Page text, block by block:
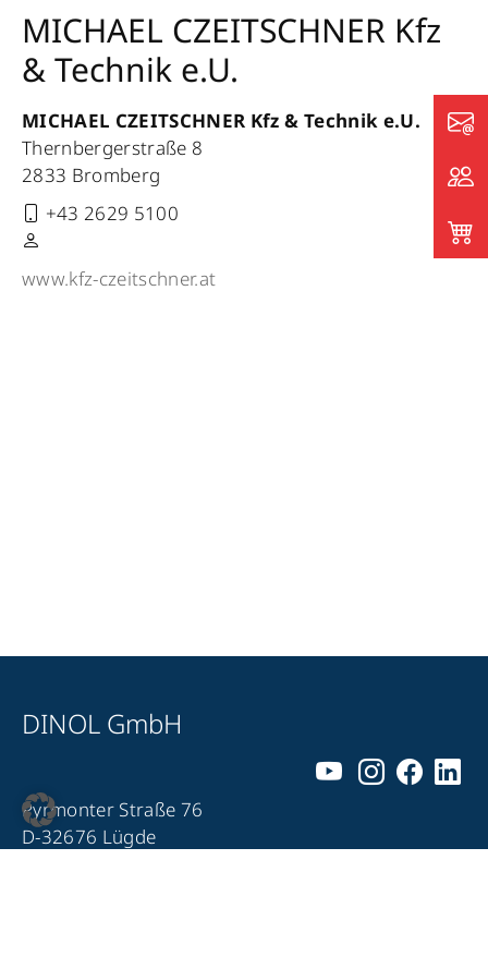
MICHAEL CZEITSCHNER Kfz
& Technik e.U.
MICHAEL CZEITSCHNER Kfz & Technik e.U.
Thernbergerstraße 8
2833 Bromberg
+43 2629 5100
www.kfz-czeitschner.at
DINOL GmbH
Pyrmonter Straße 76
D-32676 Lügde